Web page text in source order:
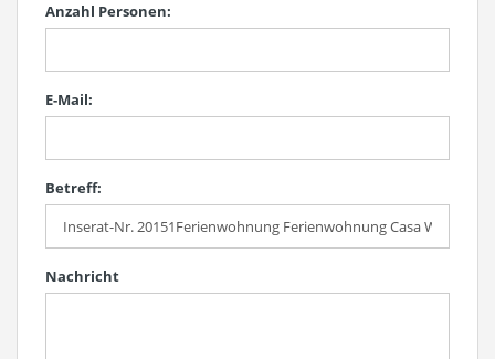
Anzahl Personen:
E-Mail:
Betreff:
Nachricht